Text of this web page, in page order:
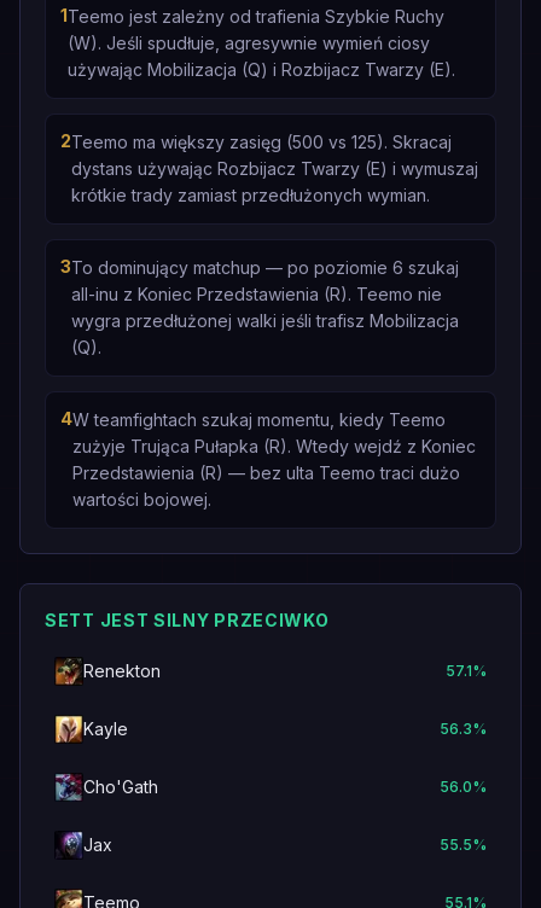
1Teemo jest zależny od trafienia Szybkie Ruchy
(W). Jeśli spudłuje, agresywnie wymień ciosy
używając Mobilizacja (Q) i Rozbijacz Twarzy (E).
2Teemo ma większy zasięg (500 vs 125). Skracaj
dystans używając Rozbijacz Twarzy (E) i wymuszaj
krótkie trady zamiast przedłużonych wymian.
3To dominujący matchup — po poziomie 6 szukaj
all-inu z Koniec Przedstawienia (R). Teemo nie
wygra przedłużonej walki jeśli trafisz Mobilizacja
(Q).
4W teamfightach szukaj momentu, kiedy Teemo
zużyje Trująca Pułapka (R). Wtedy wejdź z Koniec
Przedstawienia (R) — bez ulta Teemo traci dużo
wartości bojowej.
SETT JEST SILNY PRZECIWKO
Renekton 57.1%
Kayle 56.3%
Cho'Gath 56.0%
Jax 55.5%
Teemo 55.1%